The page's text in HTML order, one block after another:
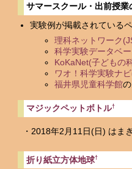
サマースクール・出前授業
実験例が掲載されている
理科ネットワーク
科学実験データベ
KoKaNet(子どもの
ワオ！科学実験ナ
福井県児童科学館の
マジックペットボトル†
・2018年2月11日(日) はまぎ
折り紙立方体地球†